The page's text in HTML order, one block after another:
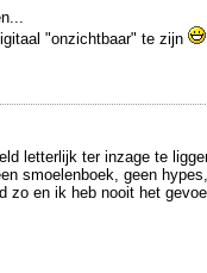
"onzichtbaar" te zijn
letterlijk ter inzage te
smoelenboek, geen
zo en ik heb nooit het